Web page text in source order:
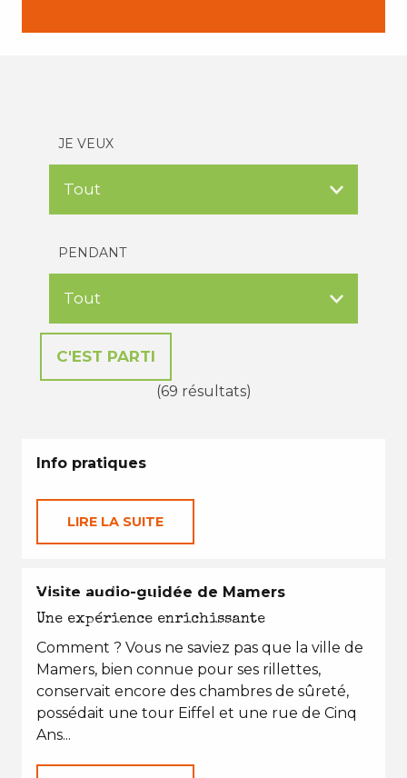
JE VEUX
PENDANT
(69 résultats)
Info pratiques
LIRE LA SUITE
EN TOUTES SAISONS
Visite audio-guidée de Mamers
Une expérience enrichissante
Comment ? Vous ne saviez pas que la ville de
Mamers, bien connue pour ses rillettes,
conservait encore des chambres de sûreté,
possédait une tour Eiffel et une rue de Cinq
Ans...